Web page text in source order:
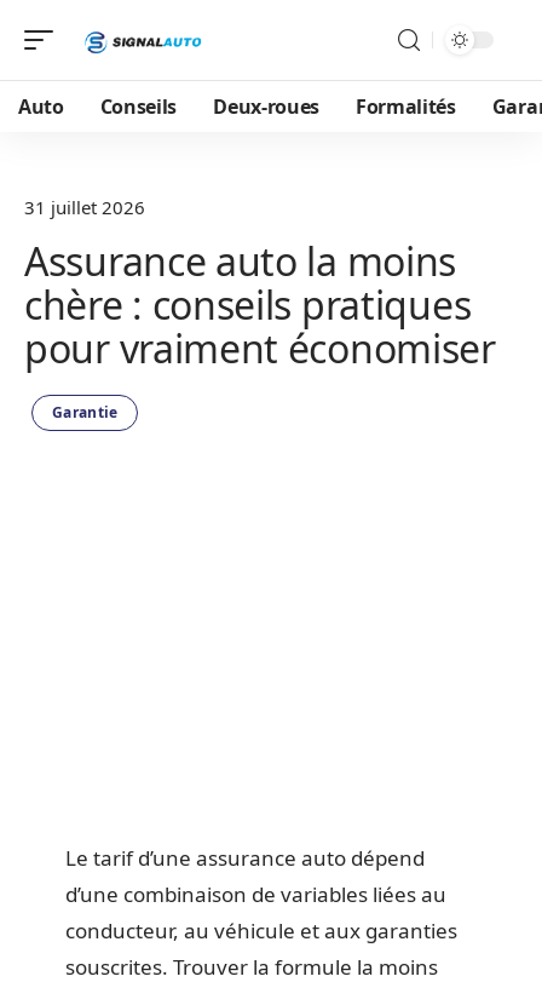
Auto Conseils Deux-roues Formalités
31 juillet 2026
Assurance auto la moins
chère : conseils pratiques
pour vraiment économiser
Garantie
Le tarif d’une assurance auto dépend
d’une combinaison de variables liées au
conducteur, au véhicule et aux garanties
souscrites. Trouver la formule la moins